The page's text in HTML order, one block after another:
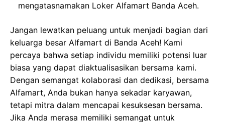
mengatasnamakan Loker Alfamart Banda Aceh.
Jangan lewatkan peluang untuk menjadi bagian dari
keluarga besar Alfamart di Banda Aceh! Kami
percaya bahwa setiap individu memiliki potensi luar
biasa yang dapat diaktualisasikan bersama kami.
Dengan semangat kolaborasi dan dedikasi, bersama
Alfamart, Anda bukan hanya sekadar karyawan,
tetapi mitra dalam mencapai kesuksesan bersama.
Jika Anda merasa memiliki semangat untuk